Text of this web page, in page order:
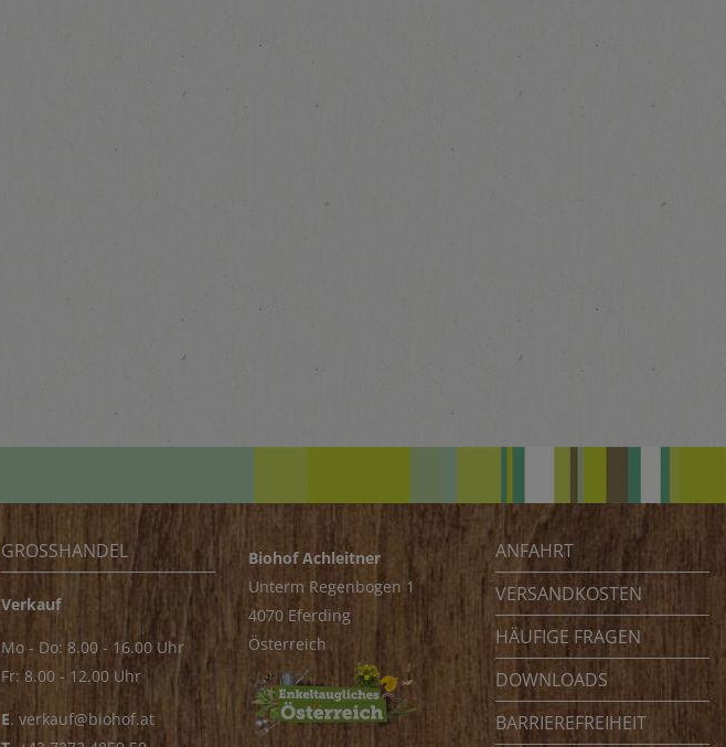
GROSSHANDEL
Verkauf
Mo - Do: 8.00 - 16.00 Uhr
Fr: 8.00 - 12.00 Uhr
E. verkauf@biohof.at
Biohof Achleitner
Unterm Regenbogen 1
4070 Eferding
Österreich
ANFAHRT
VERSANDKOSTEN
HÄUFIGE FRAGEN
DOWNLOADS
BARRIEREFREIHEIT